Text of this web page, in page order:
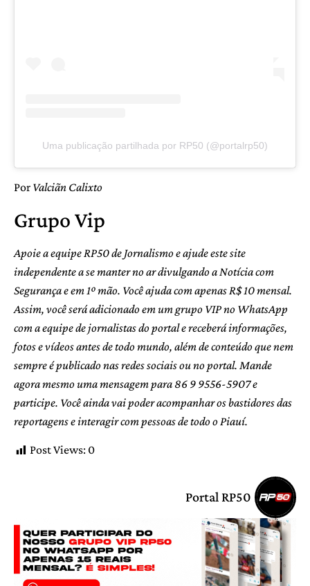
Uma publicação partilhada por RP50 (@portalrp50)
Por Valciãn Calixto
Grupo Vip
Apoie a equipe RP50 de Jornalismo e ajude este site
independente a se manter no ar divulgando a Notícia com
Segurança e em 1º mão. Você ajuda com apenas R$ 10 mensal.
Assim, você será adicionado em um grupo VIP no WhatsApp
com a equipe de jornalistas do portal e receberá informações,
fotos e vídeos antes de todo mundo, além de conteúdo que nem
sempre é publicado nas redes sociais ou no portal. Mande
agora mesmo uma mensagem para 86 9 9556-5907 e
participe. Você ainda vai poder acompanhar os bastidores das
reportagens e interagir com pessoas de todo o Piauí.
Post Views: 0
Portal RP50